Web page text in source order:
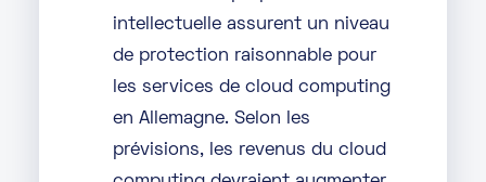
intellectuelle assurent un niveau
de protection raisonnable pour
les services de cloud computing
en Allemagne. Selon les
prévisions, les revenus du cloud